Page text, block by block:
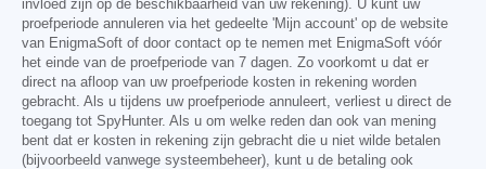
invloed zijn op de beschikbaarheid van uw rekening). U kunt uw
proefperiode annuleren via het gedeelte 'Mijn account' op de website
van EnigmaSoft of door contact op te nemen met EnigmaSoft vóór
het einde van de proefperiode van 7 dagen. Zo voorkomt u dat er
direct na afloop van uw proefperiode kosten in rekening worden
gebracht. Als u tijdens uw proefperiode annuleert, verliest u direct de
toegang tot SpyHunter. Als u om welke reden dan ook van mening
bent dat er kosten in rekening zijn gebracht die u niet wilde betalen
(bijvoorbeeld vanwege systeembeheer), kunt u de betaling ook